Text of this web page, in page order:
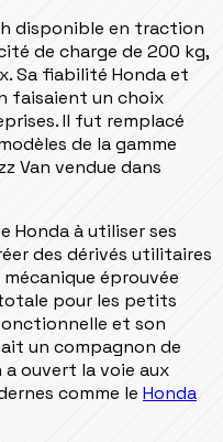
disponible en traction
de charge de 200 kg,
Sa fiabilité Honda et
faisaient un choix
Il fut remplacé
de la gamme
Van vendue dans
Honda à utiliser ses
des dérivés utilitaires
éprouvée
pour les petits
et son
un compagnon de
ouvert la voie aux
comme le Honda